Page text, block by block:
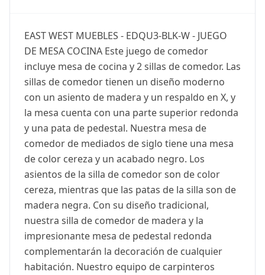
EAST WEST MUEBLES - EDQU3-BLK-W - JUEGO
DE MESA COCINA Este juego de comedor
incluye mesa de cocina y 2 sillas de comedor. Las
sillas de comedor tienen un diseño moderno
con un asiento de madera y un respaldo en X, y
la mesa cuenta con una parte superior redonda
y una pata de pedestal. Nuestra mesa de
comedor de mediados de siglo tiene una mesa
de color cereza y un acabado negro. Los
asientos de la silla de comedor son de color
cereza, mientras que las patas de la silla son de
madera negra. Con su diseño tradicional,
nuestra silla de comedor de madera y la
impresionante mesa de pedestal redonda
complementarán la decoración de cualquier
habitación. Nuestro equipo de carpinteros